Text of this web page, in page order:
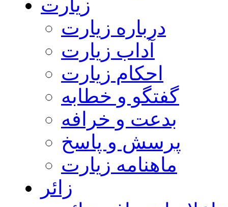
زیارت
درباره زیارت
آداب زیارت
احکام زیارت
گفتگو و خطابه
بدعت و خرافه
پرسش و پاسخ
ماهنامه زیارت
زائر